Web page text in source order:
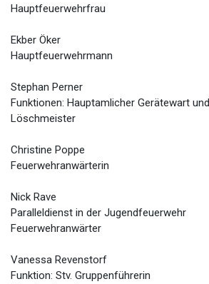
Hauptfeuerwehrfrau
Ekber Öker
Hauptfeuerwehrmann
Stephan Perner
Funktionen: Hauptamlicher Gerätewart
Löschmeister
Christine Poppe
Feuerwehranwärterin
Nick Rave
Paralleldienst in der Jugendfeuerwehr
Feuerwehranwärter
Vanessa Revenstorf
Funktion: Stv. Gruppenführerin